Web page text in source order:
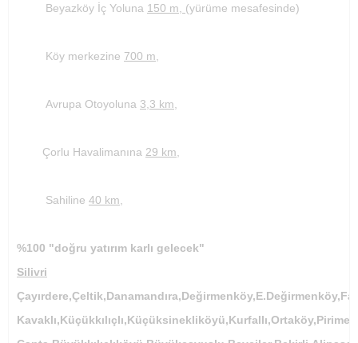
Beyazköy İç Yoluna 150 m, (yürüme mesafesinde)
Köy merkezine 700 m,
Avrupa Otoyoluna 3,3 km,
Çorlu Havalimanına 29 km,
Sahiline 40 km,
%100 "doğru yatırım karlı gelecek"
Silivri